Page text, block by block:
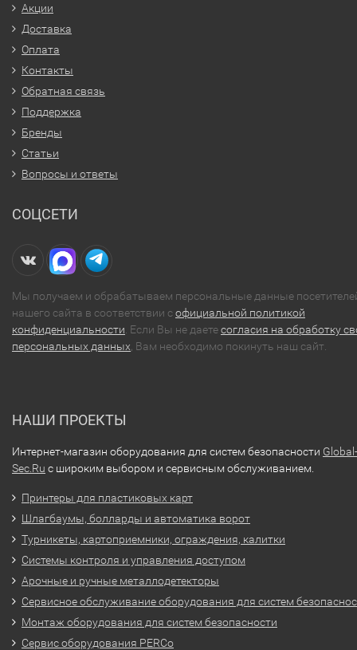
Акции
Доставка
Оплата
Контакты
Обратная связь
Поддержка
Бренды
Статьи
Вопросы и ответы
СОЦСЕТИ
Мы получаем и обрабатываем персональные данные
нашего сайта в соответствии софициальной политикой
конфиденциальности . Если Вы не даетесогласия на обработку
персональных данных , Вам необходимо покинуть наш сайт.
НАШИ ПРОЕКТЫ
Интернет-магазин оборудования для систем безопасности Global-
Sec.Ru с широким выбором и сервисным обслуживанием.
Принтеры для пластиковых карт
Шлагбаумы, болларды и автоматика ворот
Турникеты, картоприемники, ограждения, калитки
Системы контроля и управления доступом
Арочные и ручные металлодетекторы
Сервисное обслуживание оборудования для систем
Монтаж оборудования для систем безопасности
Сервис оборудования PERCo